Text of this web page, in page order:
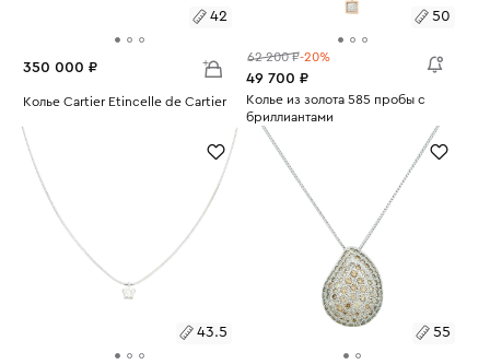
42
350 000 ₽
Размеры:
Колье Cartier Etincelle de Cartier
50
62 200 ₽-20%
49 700 ₽
Размеры:
50
Колье из золота 585 пробы с
бриллиантами
Вес:
43.5 55